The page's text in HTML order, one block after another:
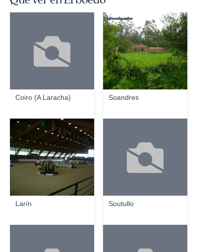
Coiro (A Laracha) Soandres
fotocolocador
Larín
Isi Tiotaum
Soutullo